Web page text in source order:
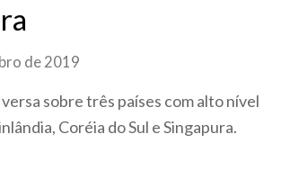
de 2019
sobre três países com alto nível
Coréia do Sul e Singapura.